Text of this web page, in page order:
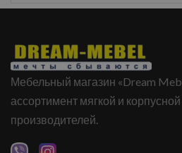
Мебельный магазин «Dream
ассортимент мягкой и
производителей.